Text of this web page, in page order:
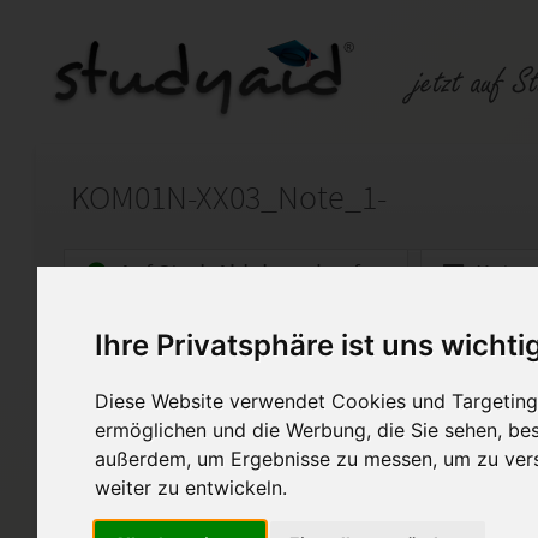
Ihre Privatsphäre ist uns
Diese Website verwendet Cookies und
ermöglichen und die Werbung, die Sie sehen,
außerdem, um Ergebnisse zu messen, um zu
weiter zu entwickeln.
KOM01N-XX03_Note_1-
Auf StudyAid.de verkaufen
Startseite Sonstiges
Note 1- - inkl.
Ich biete hier meine selbst
genannte ESA an. Diese
bewertet. Bitte verwenden